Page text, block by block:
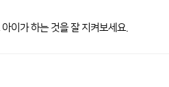
이가 하는 것을 잘 지켜보세요.